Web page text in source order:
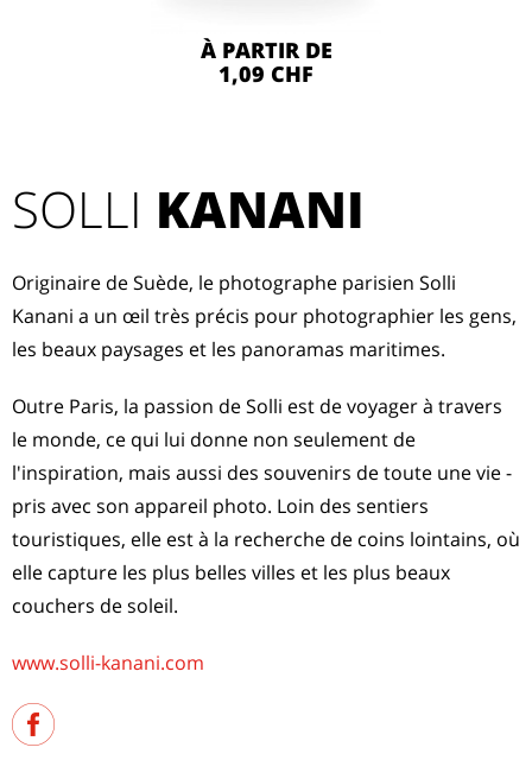
À PARTIR DE
1,09 CHF
SOLLI KANANI
Originaire de Suède, le photographe parisien Solli
Kanani a un œil très précis pour photographier les gens,
les beaux paysages et les panoramas maritimes.
Outre Paris, la passion de Solli est de voyager à travers
le monde, ce qui lui donne non seulement de
l'inspiration, mais aussi des souvenirs de toute une vie -
pris avec son appareil photo. Loin des sentiers
touristiques, elle est à la recherche de coins lointains, où
elle capture les plus belles villes et les plus beaux
couchers de soleil.
www.solli-kanani.com